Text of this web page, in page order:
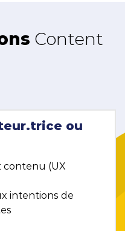
Content
ou
contenu (UX
intentions de